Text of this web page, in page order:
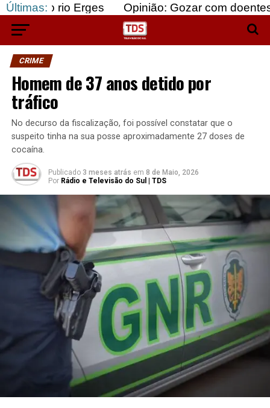
Últimas:
Erges Opinião: Gozar com doentes e bajular
CRIME
Homem de 37 anos detido por
tráfico
No decurso da fiscalização, foi possível constatar que o
suspeito tinha na sua posse aproximadamente 27 doses de
cocaína.
Publicado 3 meses atrás em 8 de Maio, 2026
Por Rádio e Televisão do Sul | TDS